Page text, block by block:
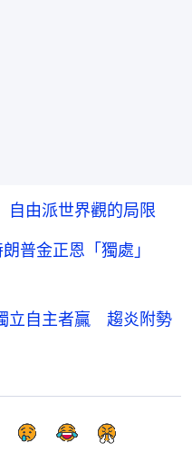
自由派世界觀的局限
普金正恩「獨處」
立自主者贏 趨炎附勢